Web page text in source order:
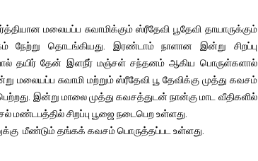
மலையப்ப சுவாமிக்கும் ஸ்ரீதேவி பூதேவி தாயாருக்கும்
நேற்று தொடங்கியது. இரண்டாம் நாளான இன்று சிறப்பு
தயிர் தேன் இளநீர் மஞ்சள் சந்தனம் ஆகிய பொருள்களால்
மலையப்ப சுவாமி மற்றும் ஸ்ரீதேவி பூ தேவிக்கு முத்து கவசம்
இன்று மாலை முத்து கவசத்துடன் நான்கு மாட வீதிகளில்
மண்டபத்தில் சிறப்பு பூஜை நடைபெற உள்ளது.
மீண்டும் தங்கக் கவசம் பொருத்தப்பட உள்ளது.